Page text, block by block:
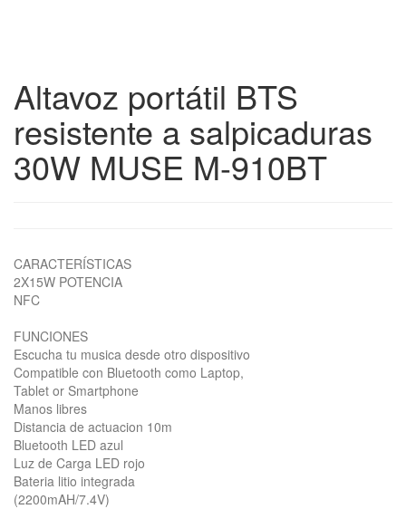
Altavoz portátil BTS
resistente a salpicaduras
30W MUSE M-910BT
CARACTERÍSTICAS
2X15W POTENCIA
NFC
FUNCIONES
Escucha tu musica desde otro dispositivo
Compatible con Bluetooth como Laptop,
Tablet or Smartphone
Manos libres
Distancia de actuacion 10m
Bluetooth LED azul
Luz de Carga LED rojo
Bateria litio integrada
(2200mAH/7.4V)